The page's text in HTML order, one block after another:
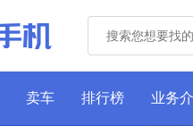
卖车 排行榜 业务